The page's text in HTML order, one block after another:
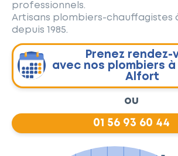
professionnels.
Artisans plombiers-chauffagistes
depuis 1985.
Prenez rendez-
avec nos plombiers
Alfort
ou
01 56 93 60 44